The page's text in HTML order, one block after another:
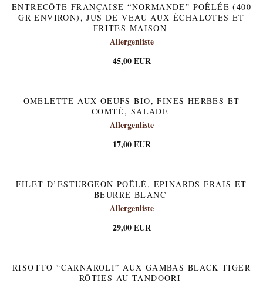
ENTRECÔTE FRANÇAISE “NORMANDE” POÊLÉE (400
GR ENVIRON), JUS DE VEAU AUX ÉCHALOTES ET
FRITES MAISON
Allergenliste
45,00 EUR
OMELETTE AUX OEUFS BIO, FINES HERBES ET
COMTÉ, SALADE
Allergenliste
17,00 EUR
FILET D’ESTURGEON POÊLÉ, EPINARDS FRAIS ET
BEURRE BLANC
Allergenliste
29,00 EUR
RISOTTO “CARNAROLI” AUX GAMBAS BLACK TIGER
RÔTIES AU TANDOORI